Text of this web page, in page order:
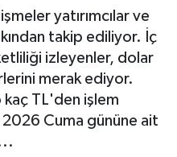
yatırımcılar ve
takip ediliyor. İç
izleyenler, dolar
merak ediyor.
kaç TL'den işlem
Cuma gününe ait